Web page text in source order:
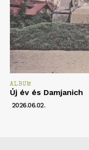
ALBUM
Új év és Damjanich
2026.06.02.